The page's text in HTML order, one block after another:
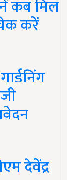
कब मिल
करें
देवेंद्र